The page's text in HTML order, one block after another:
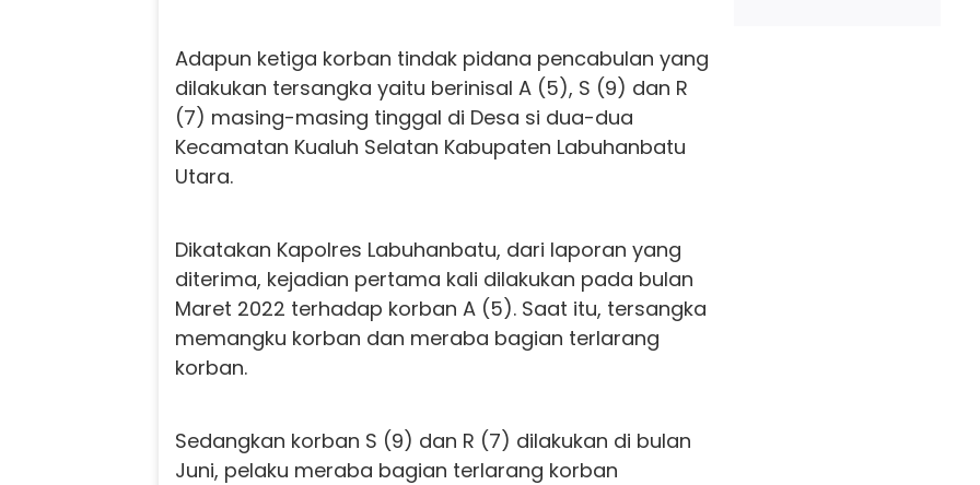
Adapun ketiga korban tindak pidana pencabulan yang
dilakukan tersangka yaitu berinisal A (5), S (9) dan R
(7) masing-masing tinggal di Desa si dua-dua
Kecamatan Kualuh Selatan Kabupaten Labuhanbatu
Utara.
Dikatakan Kapolres Labuhanbatu, dari laporan yang
diterima, kejadian pertama kali dilakukan pada bulan
Maret 2022 terhadap korban A (5). Saat itu, tersangka
memangku korban dan meraba bagian terlarang
korban.
Sedangkan korban S (9) dan R (7) dilakukan di bulan
Juni, pelaku meraba bagian terlarang korban